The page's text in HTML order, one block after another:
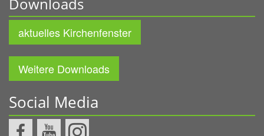
aktuelles Kirchenfenster
Weitere Downloads
Social Media